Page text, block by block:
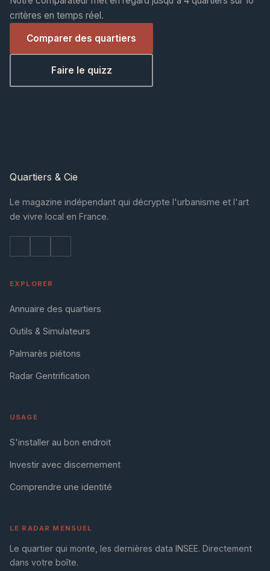
critères en temps réel.
Comparer des quartiers
Faire le quizz
Quartiers & Cie
Le magazine indépendant qui décrypte l'urbanisme et l'art
de vivre local en France.
EXPLORER
Annuaire des quartiers
Outils & Simulateurs
Palmarès piétons
Radar Gentrification
USAGE
S'installer au bon endroit
Investir avec discernement
Comprendre une identité
LE RADAR MENSUEL
Le quartier qui monte, les dernières data INSEE. Directement
dans votre boîte.